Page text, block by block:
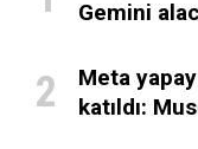
Gemini
Meta
katıldı: